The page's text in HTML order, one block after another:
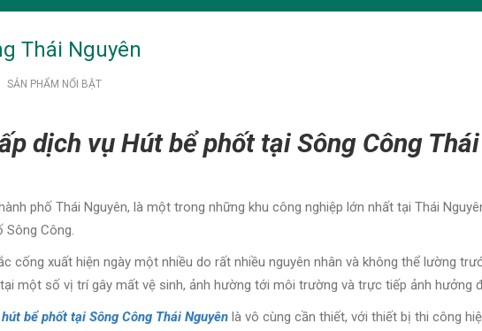
Thái Nguyên
SẢN PHẨM NỔI BẬT
dịch vụ Hút bể phốt tại Sông Công
phố Thái Nguyên, là một trong những khu công nghiệp lớn nhất tại Thái
Sông Công.
cống xuất hiện ngày một nhiều do rất nhiều nguyên nhân và không thể lường
một số vị trí gây mất vệ sinh, ảnh hường tới môi trường và trực tiếp ảnh hưởng
hút bể phốt tại Sông Công Thái Nguyên là vô cùng cần thiết, với thiết bị thi công